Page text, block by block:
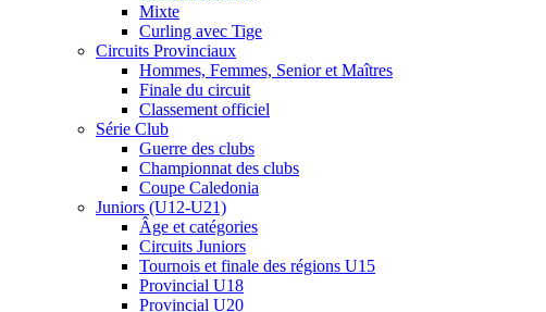
Mixte
Curling avec Tige
Circuits Provinciaux
Hommes, Femmes, Senior et Maîtres
Finale du circuit
Classement officiel
Série Club
Guerre des clubs
Championnat des clubs
Coupe Caledonia
Juniors (U12-U21)
Âge et catégories
Circuits Juniors
Tournois et finale des régions U15
Provincial U18
Provincial U20